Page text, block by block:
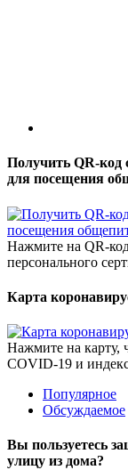
Получить QR-код
для посещения
Нажмите на QR-код
персонального
Карта
Нажмите на карту,
COVID-19 и
Популярное
Обсуждаемое
Вы пользуетесь
улицу из дома?